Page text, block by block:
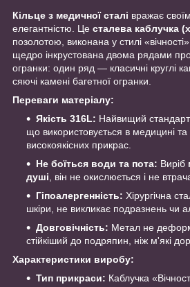
Кільце з медичної сталі вражає
елегантністю. Це сталева каблучка
позолотою, виконана у стилі
щедро інкрустована двома рядами
огранки: один ряд — класичні круглі
сяючі камені багетної огранки.
Переваги матеріалу:
Якість 316L: Найвищий стандарт
що використовується в медицині
високоякісних прикрас.
Не боїться води та пота: Виріб
душі, він не окислюється і не
Гіпоалергенність: Хірургічна
шкіри, не викликає подразнень чи
Довговічність: Метал не
стійкіший до подряпин, ніж м'які
Характеристики виробу:
Тип прикраси: Каблучка